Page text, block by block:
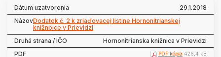
29.1.2018
Dodatok č. 2 k zriaďovacej listine Hornonitrianskej
knižnbice v Prievidzi
Hornonitrianska knižnica v Prievidzi
PDF kópia 426,4 kB